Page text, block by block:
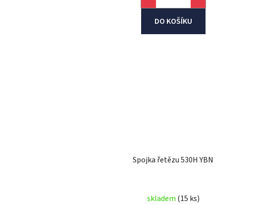
DO KOŠÍKU
Spojka řetězu 530H YBN
skladem (15 ks)